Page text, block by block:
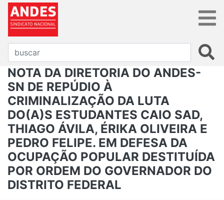
NOTA DA DIRETORIA DO ANDES-
SN DE REPÚDIO À
CRIMINALIZAÇÃO DA LUTA
DO(A)S ESTUDANTES CAIO SAD,
THIAGO ÁVILA, ÉRIKA OLIVEIRA E
PEDRO FELIPE. EM DEFESA DA
OCUPAÇÃO POPULAR DESTITUÍDA
POR ORDEM DO GOVERNADOR DO
DISTRITO FEDERAL